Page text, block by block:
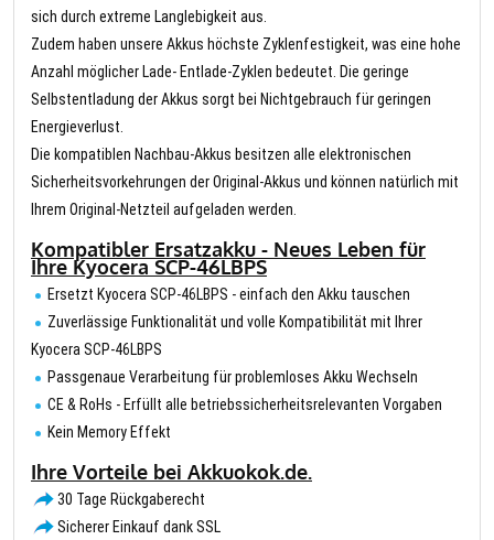
sich durch extreme Langlebigkeit aus.
Zudem haben unsere Akkus höchste Zyklenfestigkeit, was eine hohe
Anzahl möglicher Lade- Entlade-Zyklen bedeutet. Die geringe
Selbstentladung der Akkus sorgt bei Nichtgebrauch für geringen
Energieverlust.
Die kompatiblen Nachbau-Akkus besitzen alle elektronischen
Sicherheitsvorkehrungen der Original-Akkus und können natürlich mit
Ihrem Original-Netzteil aufgeladen werden.
Kompatibler Ersatzakku - Neues Leben für
Ihre Kyocera SCP-46LBPS
Ersetzt Kyocera SCP-46LBPS - einfach den Akku tauschen
Zuverlässige Funktionalität und volle Kompatibilität mit Ihrer
Kyocera SCP-46LBPS
Passgenaue Verarbeitung für problemloses Akku Wechseln
CE & RoHs - Erfüllt alle betriebssicherheitsrelevanten Vorgaben
Kein Memory Effekt
Ihre Vorteile bei Akkuokok.de.
30 Tage Rückgaberecht
Sicherer Einkauf dank SSL